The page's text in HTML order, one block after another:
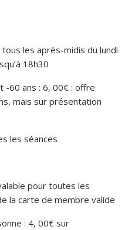
les après-midis du lundi
18h30
-60 ans : 6, 00€ : offre
mais sur présentation
les séances
pour toutes les
la carte de membre valide
: 4, 00€ sur